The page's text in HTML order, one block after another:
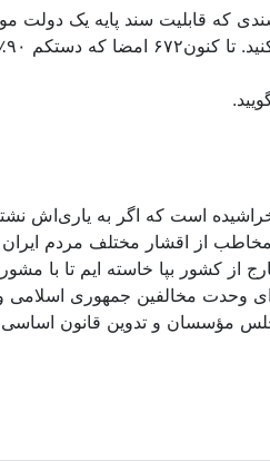
که قابلیت سند پایه یک دولت
است که اگر به یاری‌اش
از اقشار مختلف مردم
از کشور بپا خاسته ایم تا با
مخالفین جمهوری اسلامی و
مؤسسان و تدوین قانون اساسی